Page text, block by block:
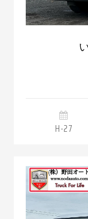
H-27